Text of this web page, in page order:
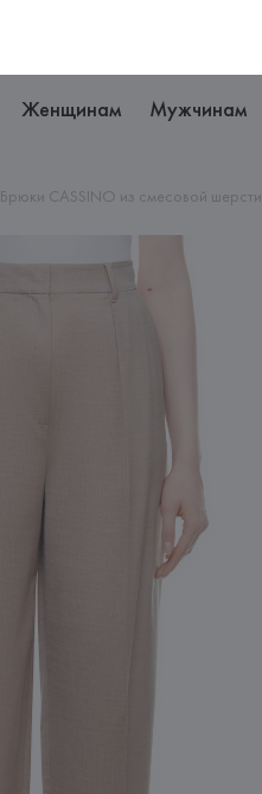
Женщинам Мужчинам
Брюки CASSINO из смесовой шерсти